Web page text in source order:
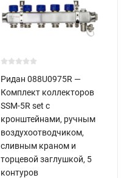
Ридан 088U0975R —
Комплект коллекторов
SSM-5R set с
кронштейнами, ручным
воздухоотводчиком,
сливным краном и
торцевой заглушкой, 5
контуров